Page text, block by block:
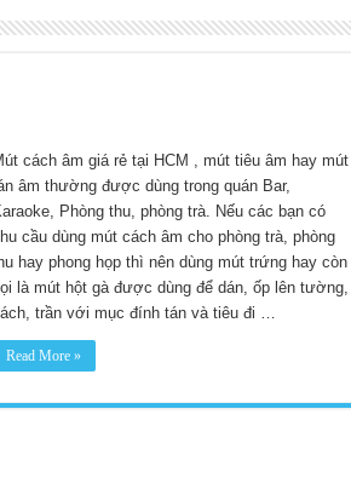
cách âm giá rẻ tại HCM , mút tiêu âm hay mút
âm thường được dùng trong quán Bar,
Phòng thu, phòng trà. Nếu các bạn có
cầu dùng mút cách âm cho phòng trà, phòng
hay phong họp thì nên dùng mút trứng hay còn
là mút hột gà được dùng để dán, ốp lên tường,
trần với mục đính tán và tiêu đi …
Read More »